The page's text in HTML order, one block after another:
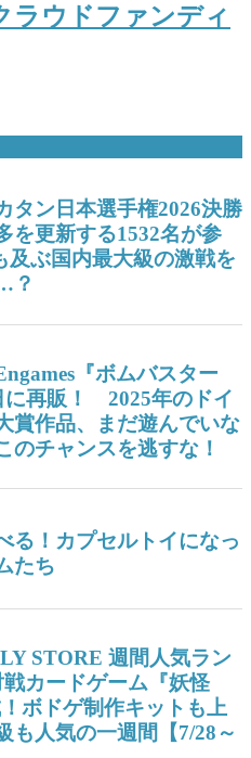
ラウドファンディ
タン日本選手権2026決勝
を更新する1532名が参
及ぶ国内最大級の激戦を
？
『ボムバスター
に再販！ 2025年のドイ
賞作品、まだ遊んでいな
のチャンスを逃すな！
る！カプセルトイになっ
たち
STORE 週間人気ラン
カードゲーム『妖怪
ボドゲ制作キットも上
も人気の一週間【7/28～